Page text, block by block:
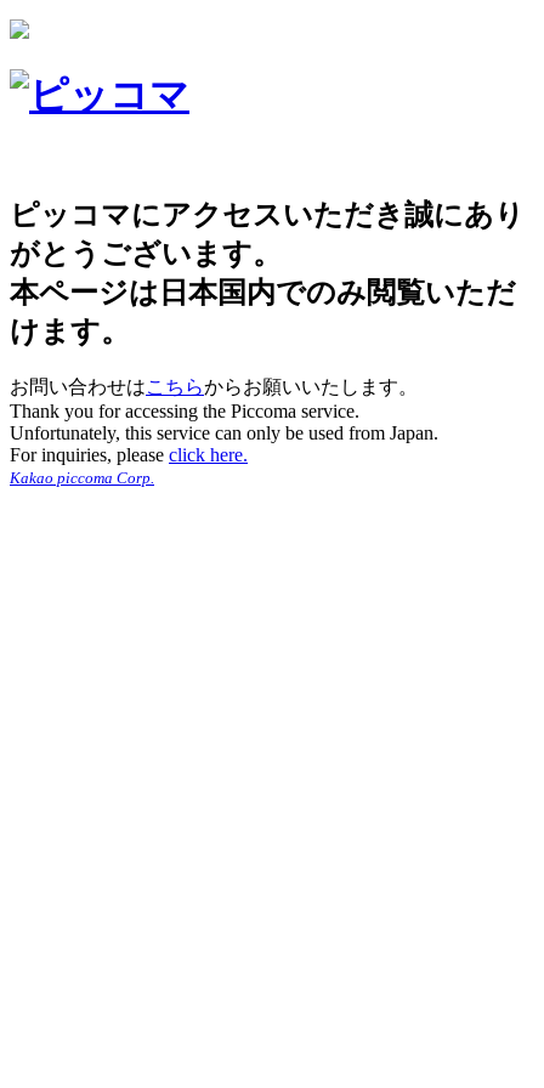
ピッコマにアクセスいただき誠にあり
がとうございます。
本ページは日本国内でのみ閲覧いただ
けます。
お問い合わせはこちらからお願いいたします。
Thank you for accessing the Piccoma service.
Unfortunately, this service can only be used from Japan.
For inquiries, please click here.
Kakao piccoma Corp.